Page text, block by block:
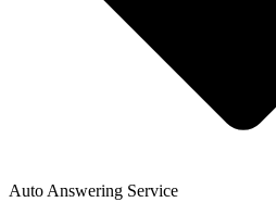
Auto Answering Service